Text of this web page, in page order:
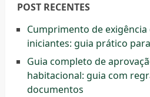
POST RECENTES
Cumprimento de exigência
iniciantes: guia prático
Guia completo de
habitacional: guia com
documentos